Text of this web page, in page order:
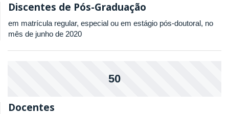
Discentes de Pós-Graduação
em matrícula regular, especial ou em estágio pós-doutoral, no
mês de junho de 2020
50
Docentes